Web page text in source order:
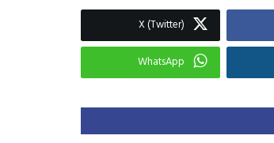
X (Twitter)
WhatsApp